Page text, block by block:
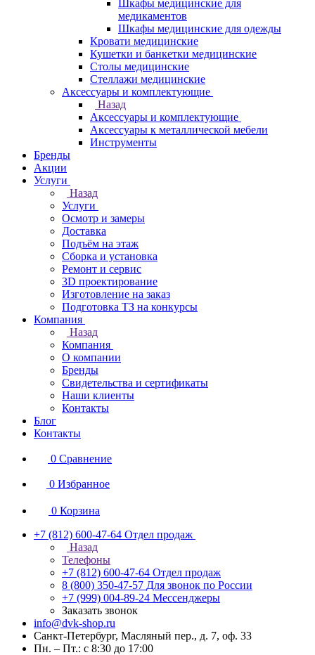
Шкафы медицинские для
медикаментов
Шкафы медицинские для одежды
Кровати медицинские
Кушетки и банкетки медицинские
Столы медицинские
Стеллажи медицинские
Аксессуары и комплектующие
Назад
Аксессуары и комплектующие
Аксессуары к металлической мебели
Инструменты
Бренды
Акции
Услуги
Назад
Услуги
Осмотр и замеры
Доставка
Подъём на этаж
Сборка и установка
Ремонт и сервис
3D проектирование
Изготовление на заказ
Подготовка ТЗ на конкурсы
Компания
Назад
Компания
О компании
Бренды
Свидетельства и сертификаты
Наши клиенты
Контакты
Блог
Контакты
0 Сравнение
0 Избранное
0 Корзина
+7 (812) 600-47-64 Отдел продаж
Назад
Телефоны
+7 (812) 600-47-64 Отдел продаж
8 (800) 350-47-57 Для звонок по России
+7 (999) 004-89-24 Мессенджеры
Заказать звонок
info@dvk-shop.ru
Санкт-Петербург, Масляный пер., д. 7, оф. 33
Пн. – Пт.: с 8:30 до 17:00